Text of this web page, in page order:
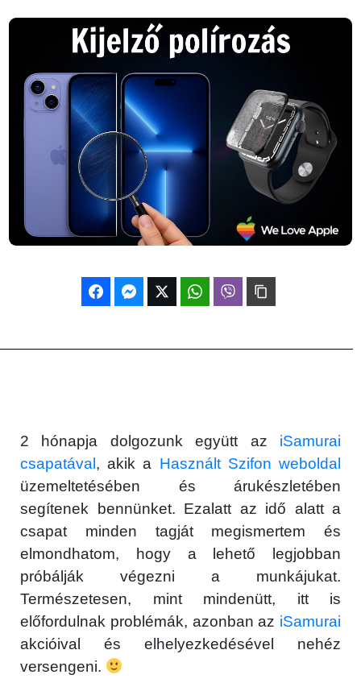
2 hónapja dolgozunk együtt az iSamurai
csapatával, akik a Használt Szifon weboldal
üzemeltetésében és árukészletében
segítenek bennünket. Ezalatt az idő alatt a
csapat minden tagját megismertem és
elmondhatom, hogy a lehető legjobban
próbálják végezni a munkájukat.
Természetesen, mint mindenütt, itt is
előfordulnak problémák, azonban az iSamurai
akcióival és elhelyezkedésével nehéz
versengeni.